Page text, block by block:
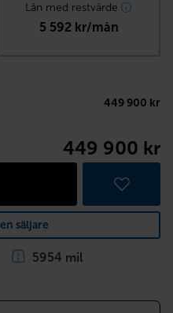
Lån med restvärde
5 592 kr/mån
449 900 kr
449 900 kr
säljare
5954 mil